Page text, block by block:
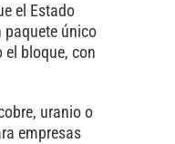
el Estado
paquete único
el bloque, con
uranio o
empresas